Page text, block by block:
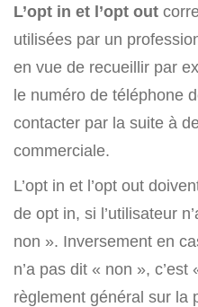
L’opt in et l’opt out
utilisées par un
en vue de recueillir par
le numéro de téléphone
contacter par la suite à
commerciale.
L’opt in et l’opt out
de opt in, si l’utilisateur
non ». Inversement en
n’a pas dit « non »,
règlement général sur la